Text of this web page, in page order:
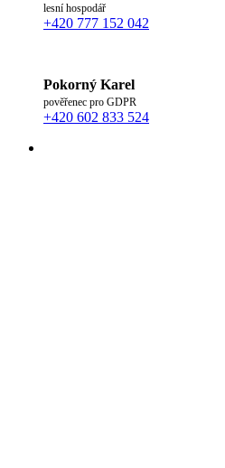
lesní hospodář
+420 777 152 042
Pokorný Karel
pověřenec pro GDPR
+420 602 833 524